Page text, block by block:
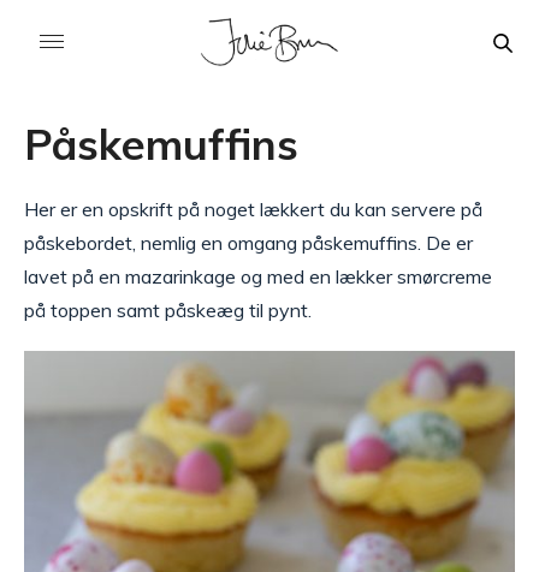
Påskemuffins
Her er en opskrift på noget lækkert du kan servere på
påskebordet, nemlig en omgang påskemuffins. De er
lavet på en mazarinkage og med en lækker smørcreme
på toppen samt påskeæg til pynt.